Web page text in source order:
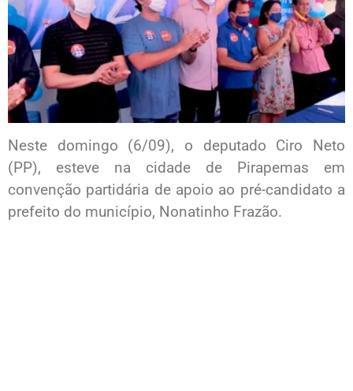
Neste domingo (6/09), o deputado Ciro Neto
(PP), esteve na cidade de Pirapemas em
convenção partidária de apoio ao pré-candidato a
prefeito do município, Nonatinho Frazão.